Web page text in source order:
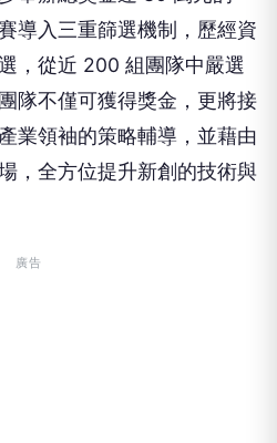
導入三重篩選機制，歷經資
，從近 200 組團隊中嚴選
隊不僅可獲得獎金，更將接
業領袖的策略輔導，並藉由
，全方位提升新創的技術與
廣告